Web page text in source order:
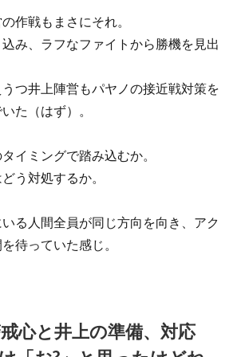
作戦もまさにそれ。
み、ラフなファイトから勝機を見出
つ井上陣営もパヤノの接近戦対策を
た（はず）。
イミングで踏み込むか。
う対処するか。
る人間全員が同じ方向を向き、アク
待っていた感じ。
心と井上の準備、対応